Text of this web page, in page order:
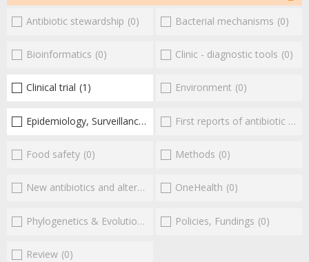
Antibiotic stewardship (0) Bacterial mechanisms (0)
Bioinformatics (0) Clinic - diagnostic tools (0)
Clinical trial (1) Environment (0)
Epidemiology, Surveillance First reports of antibiotic resistance
Food safety (0) Methods (0)
New antibiotics and alternatives (0)
OneHealth (0)
Phylogenetics & Evolution Policies, Fundings (0)
Review (0)